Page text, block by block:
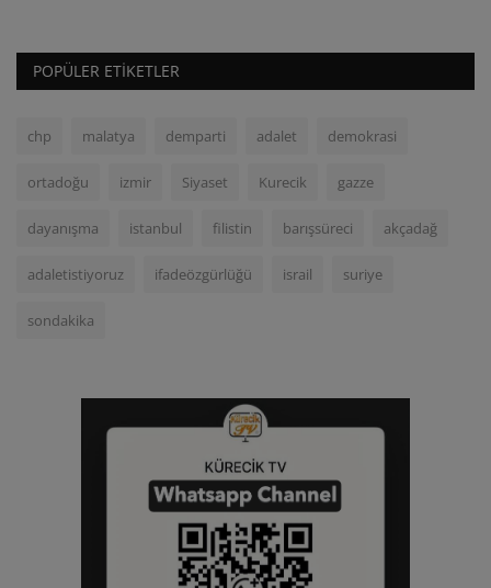
POPÜLER ETIKETLER
chp malatya demparti adalet demokrasi
ortadoğu izmir Siyaset Kurecik gazze
dayanışma istanbul filistin barışsüreci akçadağ
adaletistiyoruz ifadeözgürlüğü israil suriye
sondakika